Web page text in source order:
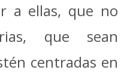
a ellas, que no
que sean
centradas en